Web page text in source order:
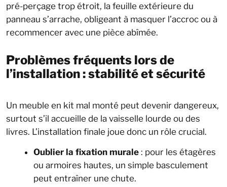
pré-perçage trop étroit, la feuille extérieure du
panneau s’arrache, obligeant à masquer l’accroc ou à
recommencer avec une pièce abîmée.
Problèmes fréquents lors de
l’installation : stabilité et sécurité
Un meuble en kit mal monté peut devenir dangereux,
surtout s’il accueille de la vaisselle lourde ou des
livres. L’installation finale joue donc un rôle crucial.
Oublier la fixation murale : pour les étagères
ou armoires hautes, un simple basculement
peut entraîner une chute.